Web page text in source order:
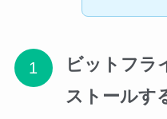
ビットフラ
ストールす